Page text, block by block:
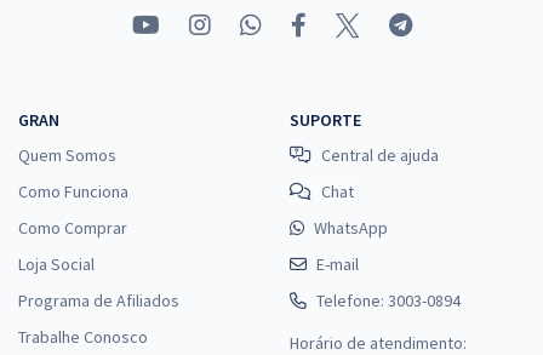
GRAN
Quem Somos
Como Funciona
Como Comprar
Loja Social
Programa de Afiliados
Trabalhe Conosco
SUPORTE
Central de ajuda
Chat
WhatsApp
E-mail
Telefone: 3003-0894
Horário de atendimento: